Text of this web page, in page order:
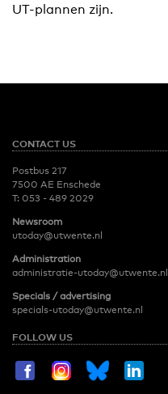
UT-plannen zijn.
CONTACT US
Postbus 217
7500 AE Enschede
T: 053 - 489 2029
Newsroom
utoday@utwente.nl
Administration
administratie-utoday@utwente.nl
Specials / advertising
specials-utoday@utwente.nl
FOLLOW US